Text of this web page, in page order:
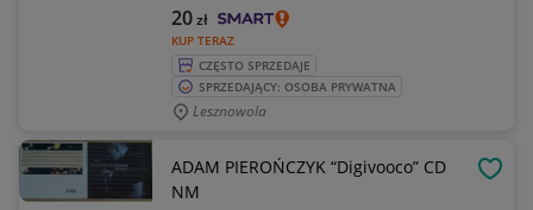
KUP TERAZ
20zł
CZĘSTO SPRZEDAJE
SPRZEDAJĄCY: OSOBA PRYWATNA
Lesznowola
ADAM PIEROŃCZYK “Digivooco” CD
NM